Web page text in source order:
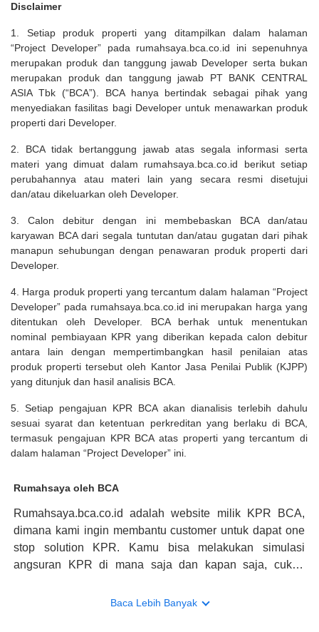
Disclaimer
1. Setiap produk properti yang ditampilkan dalam halaman
“Project Developer” pada rumahsaya.bca.co.id ini sepenuhnya
merupakan produk dan tanggung jawab Developer serta bukan
merupakan produk dan tanggung jawab PT BANK CENTRAL
ASIA Tbk (“BCA”). BCA hanya bertindak sebagai pihak yang
menyediakan fasilitas bagi Developer untuk menawarkan produk
properti dari Developer.
2. BCA tidak bertanggung jawab atas segala informasi serta
materi yang dimuat dalam rumahsaya.bca.co.id berikut setiap
perubahannya atau materi lain yang secara resmi disetujui
dan/atau dikeluarkan oleh Developer.
3. Calon debitur dengan ini membebaskan BCA dan/atau
karyawan BCA dari segala tuntutan dan/atau gugatan dari pihak
manapun sehubungan dengan penawaran produk properti dari
Developer.
4. Harga produk properti yang tercantum dalam halaman “Project
Developer” pada rumahsaya.bca.co.id ini merupakan harga yang
ditentukan oleh Developer. BCA berhak untuk menentukan
nominal pembiayaan KPR yang diberikan kepada calon debitur
antara lain dengan mempertimbangkan hasil penilaian atas
produk properti tersebut oleh Kantor Jasa Penilai Publik (KJPP)
yang ditunjuk dan hasil analisis BCA.
5. Setiap pengajuan KPR BCA akan dianalisis terlebih dahulu
sesuai syarat dan ketentuan perkreditan yang berlaku di BCA,
termasuk pengajuan KPR BCA atas properti yang tercantum di
dalam halaman “Project Developer” ini.
Rumahsaya oleh BCA
Rumahsaya.bca.co.id adalah website milik KPR BCA,
dimana kami ingin membantu customer untuk dapat one
stop solution KPR. Kamu bisa melakukan simulasi
angsuran KPR di mana saja dan kapan saja, cukup
konsultasi mengenai KPR, maka ada layanan live chat
Baca Lebih Banyak